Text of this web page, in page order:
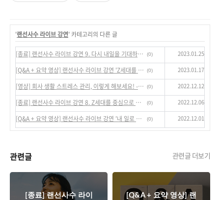
'랜선사수 라이브 강연' 카테고리의 다른 글
[종료] 랜선사수 라이브 강연 9. 다시 내일을 기대하는 법 (0) 2023.01.25
[Q&A + 요약 영상] 랜선사수 라이브 강연 'Z세대를 중심으로 보는 2023 트렌드 이슈' (0) 2023.01.17
[영상] 회사 생활 스트레스 관리, 이렇게 해보세요! - 신재현 랜선사수 (0) 2022.12.12
[종료] 랜선사수 라이브 강연 8. Z세대를 중심으로 보는 2023 트렌드 이슈 (0) 2022.12.06
[Q&A + 요약 영상] 랜선사수 라이브 강연 '내 일로 건너가는 법' (0) 2022.12.01
관련글 관련글 더보기
[종료] 랜선사수 라이
[Q&A + 요약 영상] 랜